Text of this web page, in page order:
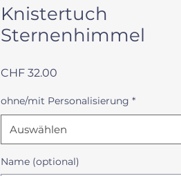
Knistertuch
Sternenhimmel
CHF 32.00
ohne/mit Personalisierung *
Auswählen
Name (optional)